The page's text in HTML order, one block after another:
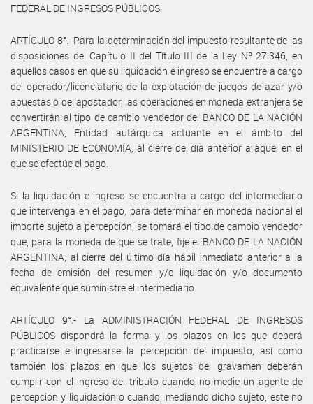
FEDERAL DE INGRESOS PÚBLICOS.
ARTÍCULO 8°.- Para la determinación del impuesto resultante de las
disposiciones del Capítulo II del Título III de la Ley Nº 27.346, en
aquellos casos en que su liquidación e ingreso se encuentre a cargo
del operador/licenciatario de la explotación de juegos de azar y/o
apuestas o del apostador, las operaciones en moneda extranjera se
convertirán al tipo de cambio vendedor del BANCO DE LA NACIÓN
ARGENTINA, Entidad autárquica actuante en el ámbito del
MINISTERIO DE ECONOMÍA, al cierre del día anterior a aquel en el
que se efectúe el pago.
Si la liquidación e ingreso se encuentra a cargo del intermediario
que intervenga en el pago, para determinar en moneda nacional el
importe sujeto a percepción, se tomará el tipo de cambio vendedor
que, para la moneda de que se trate, fije el BANCO DE LA NACIÓN
ARGENTINA, al cierre del último día hábil inmediato anterior a la
fecha de emisión del resumen y/o liquidación y/o documento
equivalente que suministre el intermediario.
ARTÍCULO 9°.- La ADMINISTRACIÓN FEDERAL DE INGRESOS
PÚBLICOS dispondrá la forma y los plazos en los que deberá
practicarse e ingresarse la percepción del impuesto, así como
también los plazos en que los sujetos del gravamen deberán
cumplir con el ingreso del tributo cuando no medie un agente de
percepción y liquidación o cuando, mediando dicho sujeto, este no